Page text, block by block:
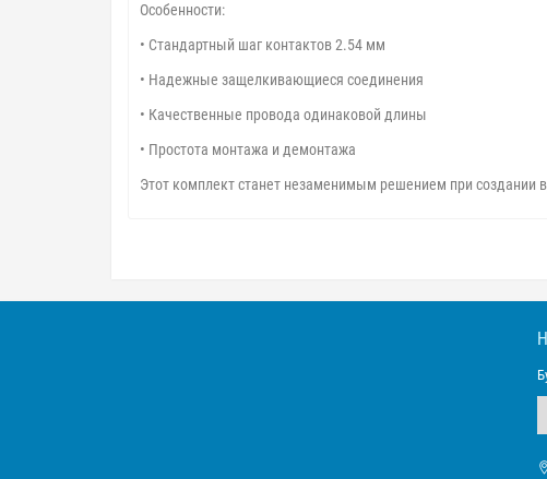
Особенности:
• Стандартный шаг контактов 2.54 мм
• Надежные защелкивающиеся соединения
• Качественные провода одинаковой длины
• Простота монтажа и демонтажа
Этот комплект станет незаменимым решением при создании